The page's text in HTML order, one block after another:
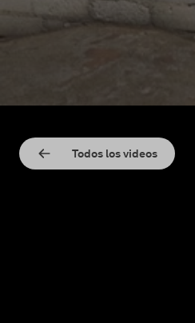
Todos los videos